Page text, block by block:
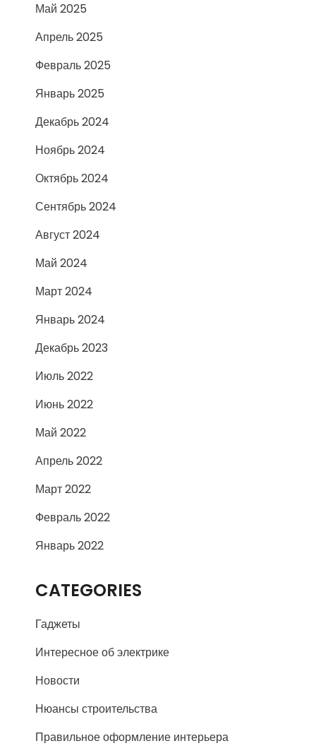
Май 2025
Апрель 2025
Февраль 2025
Январь 2025
Декабрь 2024
Ноябрь 2024
Октябрь 2024
Сентябрь 2024
Август 2024
Май 2024
Март 2024
Январь 2024
Декабрь 2023
Июль 2022
Июнь 2022
Май 2022
Апрель 2022
Март 2022
Февраль 2022
Январь 2022
CATEGORIES
Гаджеты
Интересное об электрике
Новости
Нюансы строительства
Правильное оформление интерьера